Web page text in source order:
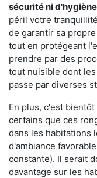
sécurité ni d'hygiène
péril votre
de garantir sa
tout en protégeant
prendre par des
tout nuisible dont
passe par diverses
En plus, c'est
certains que ces
dans les habitations
d'ambiance
constante). Il serait
davantage sur les